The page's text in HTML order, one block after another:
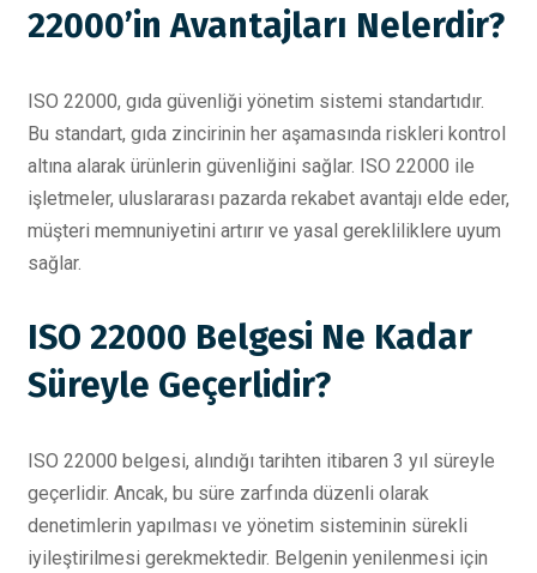
22000’in Avantajları Nelerdir?
ISO 22000, gıda güvenliği yönetim sistemi standartıdır.
Bu standart, gıda zincirinin her aşamasında riskleri kontrol
altına alarak ürünlerin güvenliğini sağlar. ISO 22000 ile
işletmeler, uluslararası pazarda rekabet avantajı elde eder,
müşteri memnuniyetini artırır ve yasal gerekliliklere uyum
sağlar.
ISO 22000 Belgesi Ne Kadar
Süreyle Geçerlidir?
ISO 22000 belgesi, alındığı tarihten itibaren 3 yıl süreyle
geçerlidir. Ancak, bu süre zarfında düzenli olarak
denetimlerin yapılması ve yönetim sisteminin sürekli
iyileştirilmesi gerekmektedir. Belgenin yenilenmesi için